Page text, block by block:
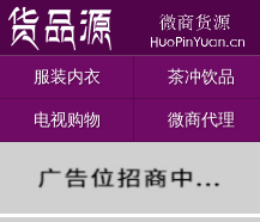
服装内衣 茶冲饮品
电视购物 微商代理